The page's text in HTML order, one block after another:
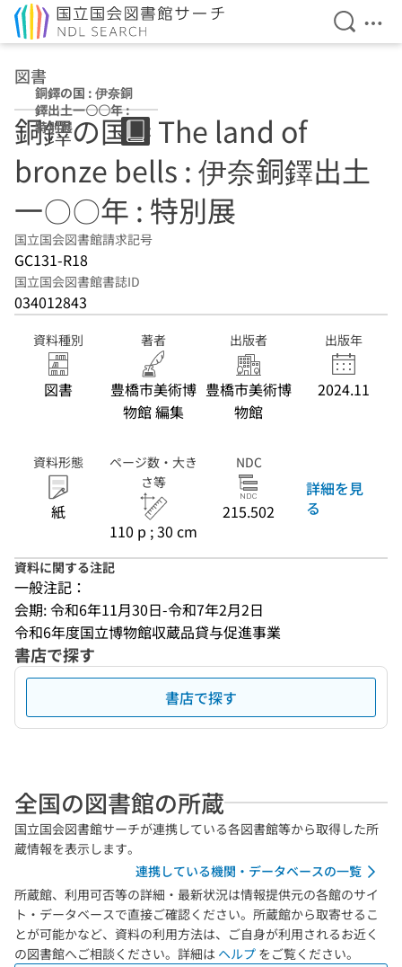
検索を
メ
図書
銅鐸の国 : 伊奈銅
鐸出土一〇〇年 :
特別展
銅鐸の国 = The land of
bronze bells : 伊奈銅鐸出土
一〇〇年 : 特別展
国立国会図書館請求記号
GC131-R18
国立国会図書館書誌ID
034012843
資料種別
図書
著者
豊橋市美術博
物館 編集
出版者
豊橋市美術博
物館
出版年
2024.11
資料形態
紙
ページ数・大き
さ等
110 p ; 30 cm
NDC
215.502
詳細を見
る
資料に関する注記
一般注記：
会期: 令和6年11月30日-令和7年2月2日
令和6年度国立博物館収蔵品貸与促進事業
書店で探す
書店で探す
全国の図書館の所蔵
国立国会図書館サーチが連携している各図書館等から取得した所
蔵情報を表示します。
連携している機関・データベースの一覧
所蔵館、利用可否等の詳細・最新状況は情報提供元の各館のサイ
ト・データベースで直接ご確認ください。所蔵館から取寄せるこ
とが可能かなど、資料の利用方法は、ご自身が利用されるお近く
の図書館へご相談ください。詳細は ヘルプ をご覧ください。